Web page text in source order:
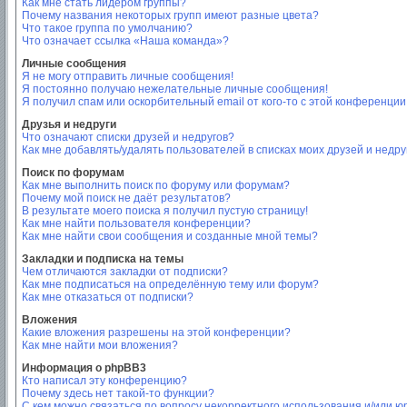
Как мне стать лидером группы?
Почему названия некоторых групп имеют разные цвета?
Что такое группа по умолчанию?
Что означает ссылка «Наша команда»?
Личные сообщения
Я не могу отправить личные сообщения!
Я постоянно получаю нежелательные личные сообщения!
Я получил спам или оскорбительный email от кого-то с этой
Друзья и недруги
Что означают списки друзей и недругов?
Как мне добавлять/удалять пользователей в списках моих друзей и
Поиск по форумам
Как мне выполнить поиск по форуму или форумам?
Почему мой поиск не даёт результатов?
В результате моего поиска я получил пустую страницу!
Как мне найти пользователя конференции?
Как мне найти свои сообщения и созданные мной темы?
Закладки и подписка на темы
Чем отличаются закладки от подписки?
Как мне подписаться на определённую тему или форум?
Как мне отказаться от подписки?
Вложения
Какие вложения разрешены на этой конференции?
Как мне найти мои вложения?
Информация о phpBB3
Кто написал эту конференцию?
Почему здесь нет такой-то функции?